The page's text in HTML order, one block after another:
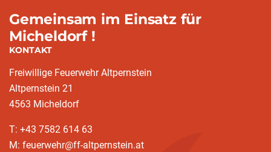
Gemeinsam im Einsatz für
Micheldorf !
KONTAKT
Freiwillige Feuerwehr Altpernstein
Altpernstein 21
4563 Micheldorf
T: +43 7582 614 63
M: feuerwehr@ff-altpernstein.at